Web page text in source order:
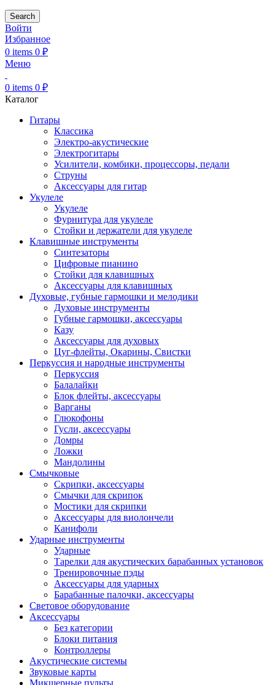
Search
Войти
Избранное
0 items 0 ₽
Меню
0 items 0 ₽
Каталог
Гитары
Классика
Электро-акустические
Электрогитары
Усилители, комбики, процессоры, педали
Струны
Аксессуары для гитар
Укулеле
Укулеле
Фурнитура для укулеле
Стойки и держатели для укулеле
Клавишные инструменты
Синтезаторы
Цифровые пианино
Стойки для клавишных
Аксессуары для клавишных
Духовые, губные гармошки и мелодики
Духовые инструменты
Губные гармошки, аксессуары
Казу
Аксессуары для духовых
Цуг-флейты, Окарины, Свистки
Перкуссия и народные инструменты
Перкуссия
Балалайки
Блок флейты, аксессуары
Варганы
Глюкофоны
Гусли, аксессуары
Домры
Ложки
Мандолины
Смычковые
Скрипки, аксессуары
Смычки для скрипок
Мостики для скрипки
Аксессуары для виолончели
Канифоли
Ударные инструменты
Ударные
Тарелки для акустических барабанных установок
Тренировочные пэды
Аксессуары для ударных
Барабанные палочки, аксессуары
Световое оборудование
Аксессуары
Без категории
Блоки питания
Контроллеры
Акустические системы
Звуковые карты
Микшерные пульты